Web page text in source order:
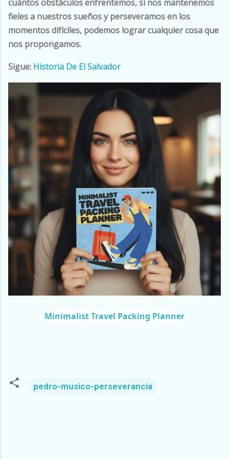
cuántos obstáculos enfrentemos, si nos mantenemos
fieles a nuestros sueños y perseveramos en los
momentos difíciles, podemos lograr cualquier cosa que
nos propongamos.
Sigue: Historia De El Salvador
Minimalist Travel Packing Planner
pedro-musico-perseverancia